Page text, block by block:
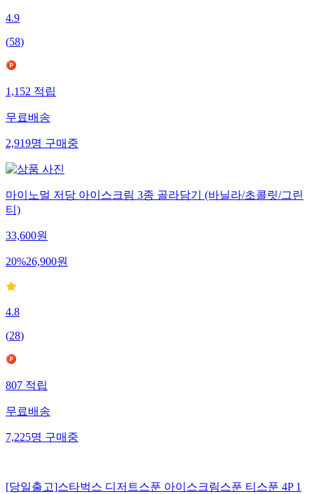
4.9
(58)
1,152적립
무료배송
2,919명구매중
마이노멀 저당 아이스크림 3종 골라담기 (바닐라/초콜릿/그린
티)
33,600원
20%26,900원
4.8
(28)
807적립
무료배송
7,225명구매중